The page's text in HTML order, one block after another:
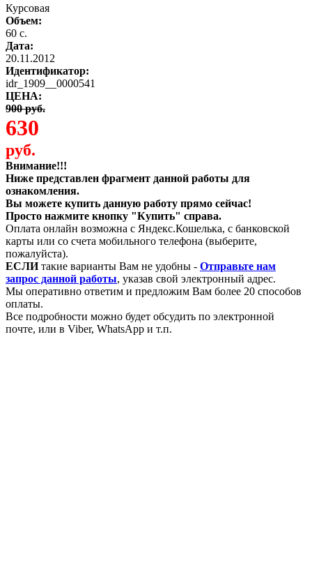
Курсовая
Объем:
60 с.
Дата:
20.11.2012
Идентификатор:
idr_1909__0000541
ЦЕНА:
900 руб.
630
руб.
Внимание!!!
Ниже представлен фрагмент данной работы для
ознакомления.
Вы можете купить данную работу прямо сейчас!
Просто нажмите кнопку "Купить" справа.
Оплата онлайн возможна с Яндекс.Кошелька, с банковской
карты или со счета мобильного телефона (выберите,
пожалуйста).
ЕСЛИтакие варианты Вам не удобны - Отправьте нам
запрос данной работы, указав свой электронный адрес.
Мы оперативно ответим и предложим Вам более 20 способов
оплаты.
Все подробности можно будет обсудить по электронной
почте, или в Viber, WhatsApp и т.п.